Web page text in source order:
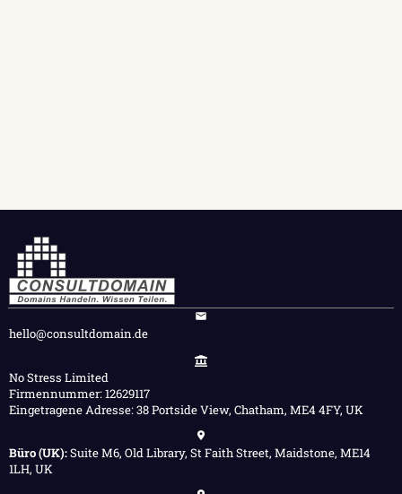
hello@consultdomain.de
No Stress Limited
Firmennummer: 12629117
Eingetragene Adresse: 38 Portside View, Chatham, ME4 4FY, UK
Büro (UK):Suite M6, Old Library, St Faith Street, Maidstone, ME14
1LH, UK